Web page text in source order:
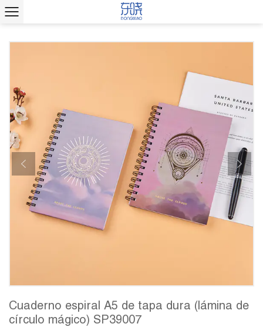
Cuaderno espiral A5 de tapa dura (lámina de
círculo mágico) SP39007